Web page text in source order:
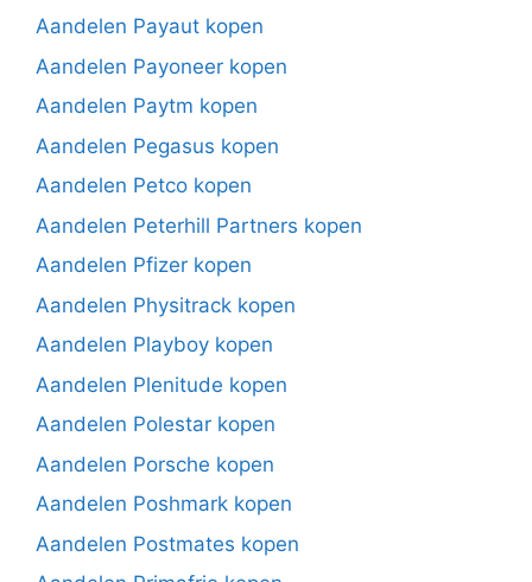
Aandelen Payaut kopen
Aandelen Payoneer kopen
Aandelen Paytm kopen
Aandelen Pegasus kopen
Aandelen Petco kopen
Aandelen Peterhill Partners kopen
Aandelen Pfizer kopen
Aandelen Physitrack kopen
Aandelen Playboy kopen
Aandelen Plenitude kopen
Aandelen Polestar kopen
Aandelen Porsche kopen
Aandelen Poshmark kopen
Aandelen Postmates kopen